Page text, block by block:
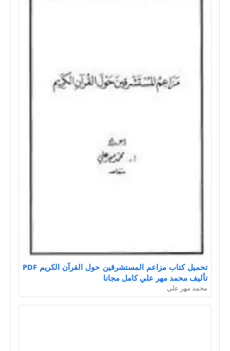
تحميل كتاب مزاعم المستشرقين حول القرآن الكريم PDF
تأليف محمد مهر علي كامل مجانا
محمد مهر علي